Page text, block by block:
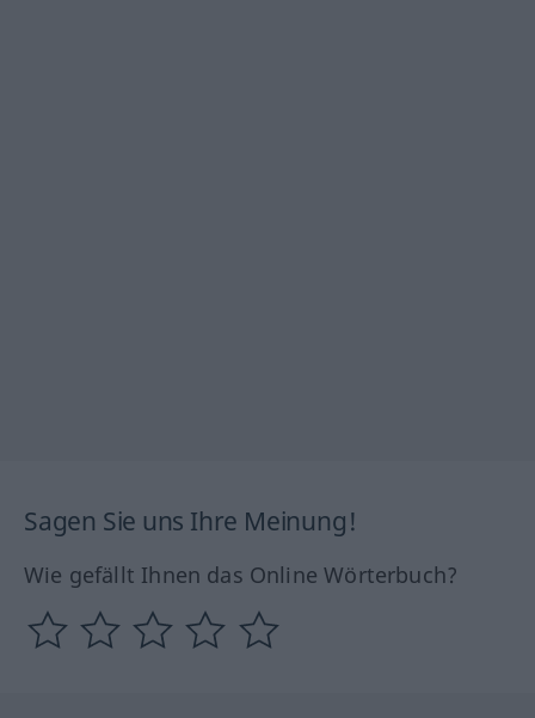
Sagen Sie uns Ihre Meinung!
Wie gefällt Ihnen das Online Wörterbuch?